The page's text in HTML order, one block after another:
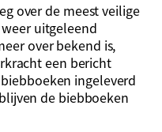
over de meest veilige
uitgeleend
over bekend is,
een bericht
ingeleverd
de biebboeken